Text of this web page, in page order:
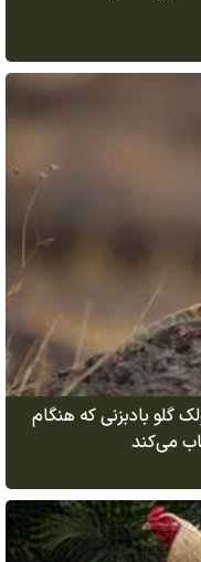
گلو بادبزنی که هنگام
می‌کند